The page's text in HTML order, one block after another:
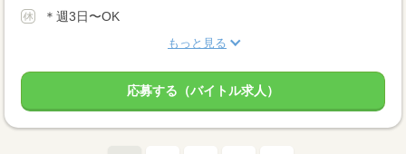
＊週3日〜OK
もっと見る
応募する（バイトル求人）